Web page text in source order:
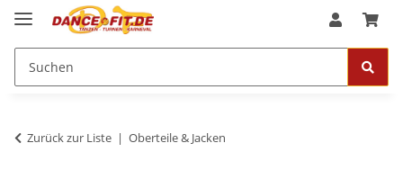
Zurück zur Liste Oberteile & Jacken